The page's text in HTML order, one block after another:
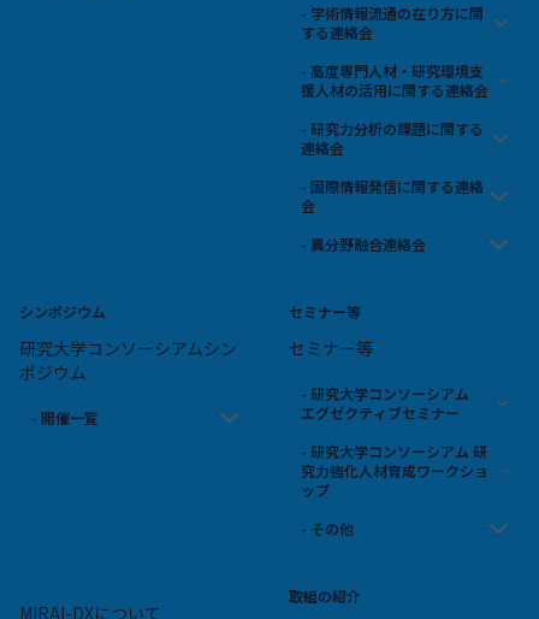
- 学術情報流通の在り方に関
する連絡会
- 高度専門人材・研究環境支
援人材の活用に関する連絡会
- 研究力分析の課題に関する
連絡会
- 国際情報発信に関する連絡
会
- 異分野融合連絡会
シンポジウム
研究大学コンソーシアムシン
ポジウム
- 開催一覧
セミナー等
セミナー等
- 研究大学コンソーシアム
エグゼクティブセミナー
- 研究大学コンソーシアム 研
究力強化人材育成ワークショ
ップ
- その他
MIRAI-DXについて
取組の紹介